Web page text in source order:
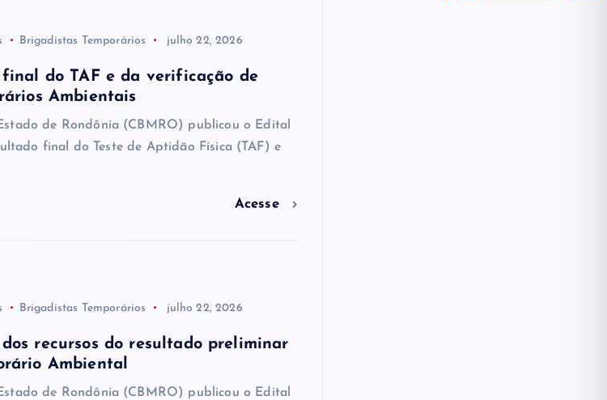
Brigadistas Temporários julho 22, 2026
do TAF e da verificação de
Ambientais
de Rondônia (CBMRO) publicou o Edital
final do Teste de Aptidão Física (TAF) e
Acesse
Brigadistas Temporários julho 22, 2026
recursos do resultado preliminar
Ambiental
de Rondônia (CBMRO) publicou o Edital